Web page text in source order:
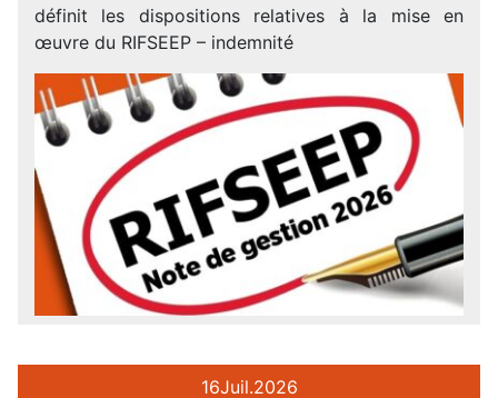
définit les dispositions relatives à la mise en
œuvre du RIFSEEP – indemnité
16Juil.2026